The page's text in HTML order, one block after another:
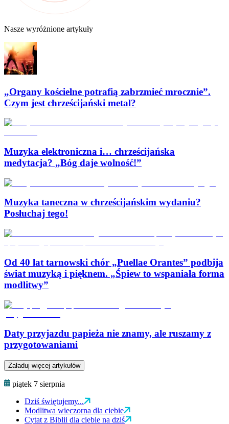
Nasze wyróżnione artykuły
„Organy kościelne potrafią zabrzmieć mrocznie”.
Czym jest chrześcijański metal?
Muzyka elektroniczna i… chrześcijańska
medytacja? „Bóg daje wolność!”
Muzyka taneczna w chrześcijańskim wydaniu?
Posłuchaj tego!
Od 40 lat tarnowski chór „Puellae Orantes” podbija
świat muzyką i pięknem. „Śpiew to wspaniała forma
modlitwy”
Daty przyjazdu papieża nie znamy, ale ruszamy z
przygotowaniami
Załaduj więcej artykułów
piątek 7 sierpnia
Dziś świętujemy...
Modlitwa wieczorna dla ciebie
Cytat z Biblii dla ciebie na dziś